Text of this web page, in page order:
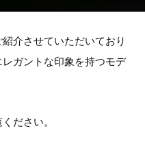
介させていただいており
ガントな印象を持つモデ
ださい。